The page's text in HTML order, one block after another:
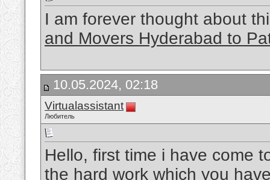
I am forever thought about
and Movers Hyderabad to
10.05.2024, 02:18
Virtualassistant
Любитель
Hello, first time i have come
the hard work which you